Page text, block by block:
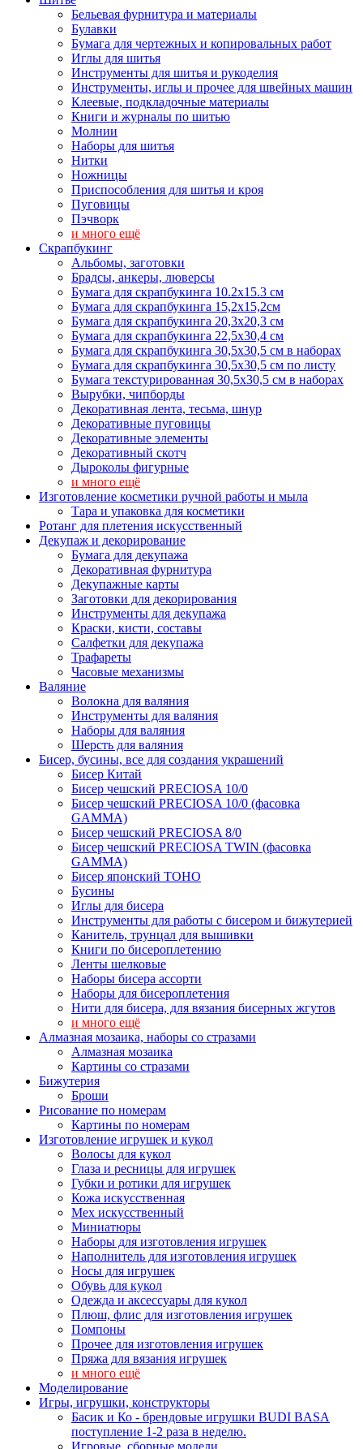
Бельевая фурнитура и материалы
Булавки
Бумага для чертежных и копировальных работ
Иглы для шитья
Инструменты для шитья и рукоделия
Инструменты, иглы и прочее для швейных машин
Клеевые, подкладочные материалы
Книги и журналы по шитью
Молнии
Наборы для шитья
Нитки
Ножницы
Приспособления для шитья и кроя
Пуговицы
Пэчворк
и много ещё
Скрапбукинг
Альбомы, заготовки
Брадсы, анкеры, люверсы
Бумага для скрапбукинга 10.2х15.3 см
Бумага для скрапбукинга 15,2х15,2см
Бумага для скрапбукинга 20,3х20,3 см
Бумага для скрапбукинга 22,5х30,4 см
Бумага для скрапбукинга 30,5х30,5 см в наборах
Бумага для скрапбукинга 30,5х30,5 см по листу
Бумага текстурированная 30,5х30,5 см в наборах
Вырубки, чипборды
Декоративная лента, тесьма, шнур
Декоративные пуговицы
Декоративные элементы
Декоративный скотч
Дыроколы фигурные
и много ещё
Изготовление косметики ручной работы и мыла
Тара и упаковка для косметики
Ротанг для плетения искусственный
Декупаж и декорирование
Бумага для декупажа
Декоративная фурнитура
Декупажные карты
Заготовки для декорирования
Инструменты для декупажа
Краски, кисти, составы
Салфетки для декупажа
Трафареты
Часовые механизмы
Валяние
Волокна для валяния
Инструменты для валяния
Наборы для валяния
Шерсть для валяния
Бисер, бусины, все для создания украшений
Бисер Китай
Бисер чешский PRECIOSA 10/0
Бисер чешский PRECIOSA 10/0 (фасовка
GAMMA)
Бисер чешский PRECIOSA 8/0
Бисер чешский PRECIOSA TWIN (фасовка
GAMMA)
Бисер японский TOHO
Бусины
Иглы для бисера
Инструменты для работы с бисером и бижутерией
Канитель, трунцал для вышивки
Книги по бисероплетению
Ленты шелковые
Наборы бисера ассорти
Наборы для бисероплетения
Нити для бисера, для вязания бисерных жгутов
и много ещё
Алмазная мозаика, наборы со стразами
Алмазная мозаика
Картины co стразами
Бижутерия
Броши
Рисование по номерам
Картины по номерам
Изготовление игрушек и кукол
Волосы для кукол
Глаза и ресницы для игрушек
Губки и ротики для игрушек
Кожа искусственная
Мех искусственный
Миниатюры
Наборы для изготовления игрушек
Наполнитель для изготовления игрушек
Носы для игрушек
Обувь для кукол
Одежда и аксессуары для кукол
Плюш, флис для изготовления игрушек
Помпоны
Прочее для изготовления игрушек
Пряжа для вязания игрушек
и много ещё
Моделирование
Игры, игрушки, конструкторы
Басик и Ко - брендовые игрушки BUDI BASA
поступление 1-2 раза в неделю.
Игровые, сборные модели